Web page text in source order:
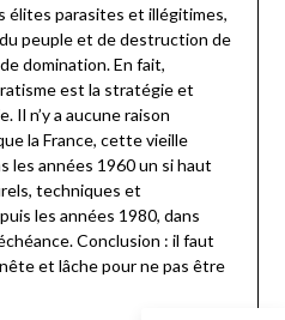
élites parasites et illégitimes,
peuple et de destruction de
domination. En fait,
est la stratégie et
Il n’y a aucune raison
la France, cette vieille
les années 1960 un si haut
techniques et
les années 1980, dans
Conclusion : il faut
et lâche pour ne pas être